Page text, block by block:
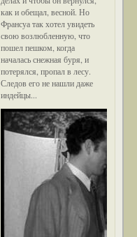
как и обещал, весной. Но
Франсуа так хотел увидеть
свою возлюбленную, что
пошел пешком, когда
началась снежная буря, и
потерялся, пропал в лесу.
Следов его не нашли даже
индейцы...